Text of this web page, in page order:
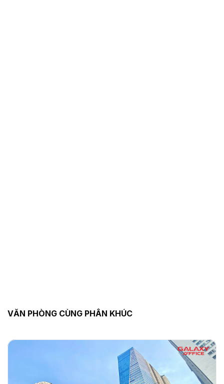
VĂN PHÒNG CÙNG PHÂN KHÚC